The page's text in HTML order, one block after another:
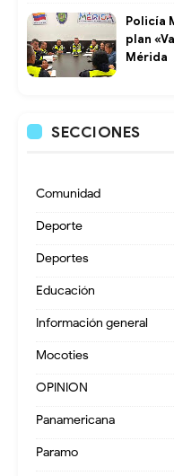
Policía
plan
Mérida
SECCIONES
Comunidad
Deporte
Deportes
Educación
Información general
Mocoties
OPINION
Panamericana
Paramo